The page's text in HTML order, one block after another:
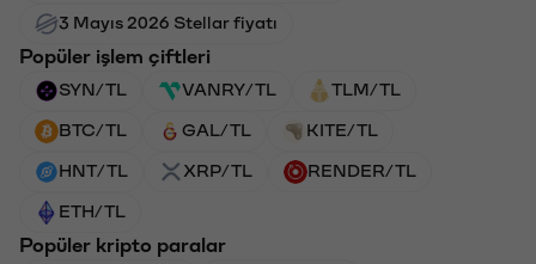
3 Mayıs 2026 Stellar fiyatı
Popüler işlem çiftleri
SYN/TL VANRY/TL TLM/TL
BTC/TL GAL/TL KITE/TL
HNT/TL XRP/TL RENDER/TL
ETH/TL
Popüler kripto paralar